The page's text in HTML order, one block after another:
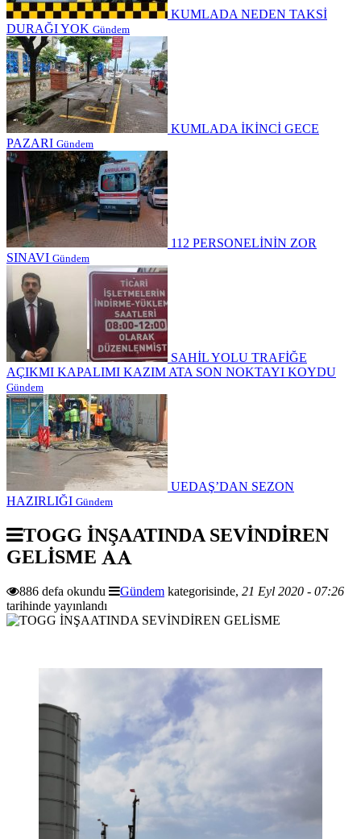
KUMLADA NEDEN TAKSİ
DURAĞI YOK Gündem
KUMLADA İKİNCİ GECE
PAZARI Gündem
112 PERSONELİNİN ZOR
SINAVI Gündem
SAHİL YOLU TRAFİĞE
AÇIKMI KAPALIMI KAZIM ATA SON NOKTAYI KOYDU
Gündem
UEDAŞ’DAN SEZON
HAZIRLIĞI Gündem
TOGG İNŞAATINDA SEVİNDİREN
GELİSME
886 defa okundu Gündem kategorisinde, 21 Eyl 2020 - 07:26
tarihinde yayınlandı